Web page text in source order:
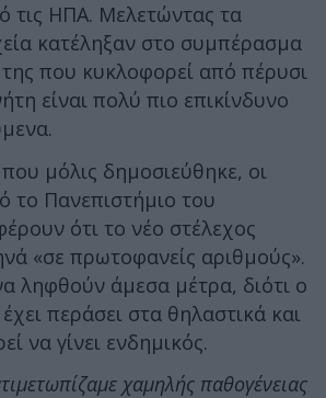
τις ΗΠΑ. Μελετώντας τα
κατέληξαν στο συμπέρασμα
της που κυκλοφορεί από πέρυσι
είναι πολύ πιο επικίνδυνο
μόλις δημοσιεύθηκε, οι
το Πανεπιστήμιο του
ότι το νέο στέλεχος
«σε πρωτοφανείς αριθμούς».
ληφθούν άμεσα μέτρα, διότι ο
περάσει στα θηλαστικά και
να γίνει ενδημικός.
χαμηλής παθογένειας